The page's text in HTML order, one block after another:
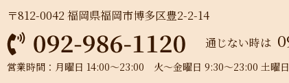
〒812-0042 福岡県福岡市博多区豊2-2-14
通じない時は
営業時間：月曜日 14:00～23:00 火～金曜日 9:30～23:00 土曜